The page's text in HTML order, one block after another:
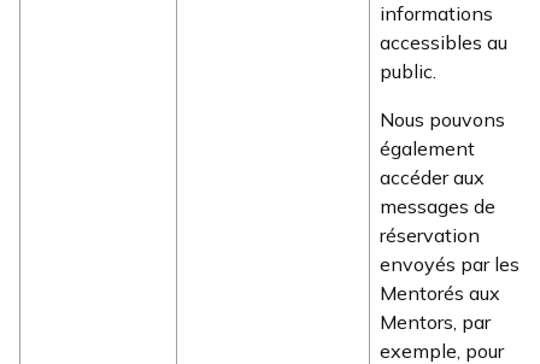
informations
accessibles au
public.
Nous pouvons
également
accéder aux
messages de
réservation
envoyés par les
Mentorés aux
Mentors, par
exemple, pour